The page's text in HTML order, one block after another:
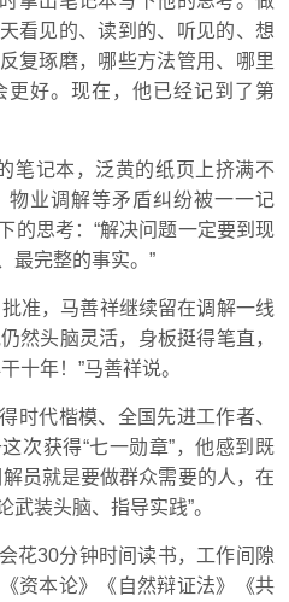
看见的、读到的、听见的、想
复琢磨，哪些方法管用、哪里
更好。现在，他已经记到了第
笔记本，泛黄的纸页上挤满不
物业调解等矛盾纠纷被一一记
的思考：“解决问题一定要到现
最完整的事实。”
准，马善祥继续留在调解一线
然头脑灵活，身板挺得笔直，
十年！”马善祥说。
时代楷模、全国先进工作者、
次获得“七一勋章”，他感到既
员就是要做群众需要的人，在
装头脑、指导实践”。
花30分钟时间读书，工作间隙
资本论》《自然辩证法》《共